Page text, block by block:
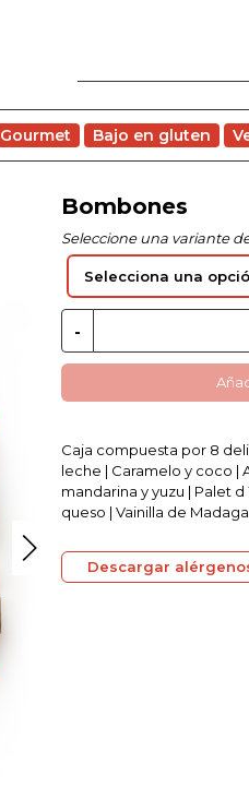
Gourmet Bajo en gluten
Bombones
Seleccione una variante
Caja compuesta por 8
leche | Caramelo y coco |
mandarina y yuzu | Palet
queso | Vainilla de
Descargar